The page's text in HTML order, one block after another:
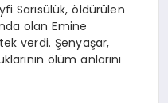
Sarısülük, öldürülen
olan Emine
verdi. Şenyaşar,
ölüm anlarını